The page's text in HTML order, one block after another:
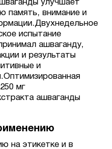
улучшает
память, внимание и
испытание
ашваганду,
и результаты
и
мг
ашваганды
на этикетке и в